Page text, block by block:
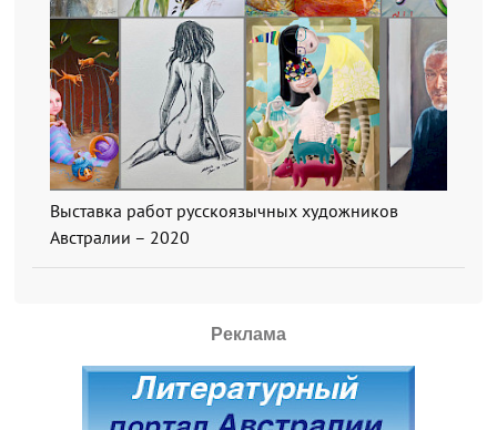
Выставка работ русскоязычных художников
Австралии – 2020
Реклама